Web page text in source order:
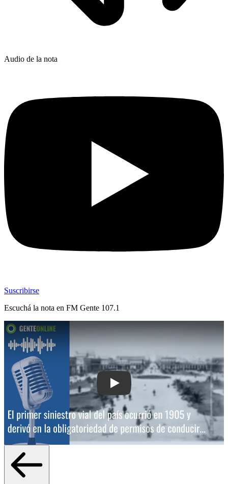
Audio de la nota
Suscribirse
Escuchá la nota en FM Gente 107.1
Play: El primer siniestro vial del país